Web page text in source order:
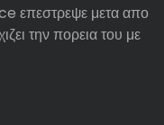
επεστρεψε μετα απο
την πορεια του με